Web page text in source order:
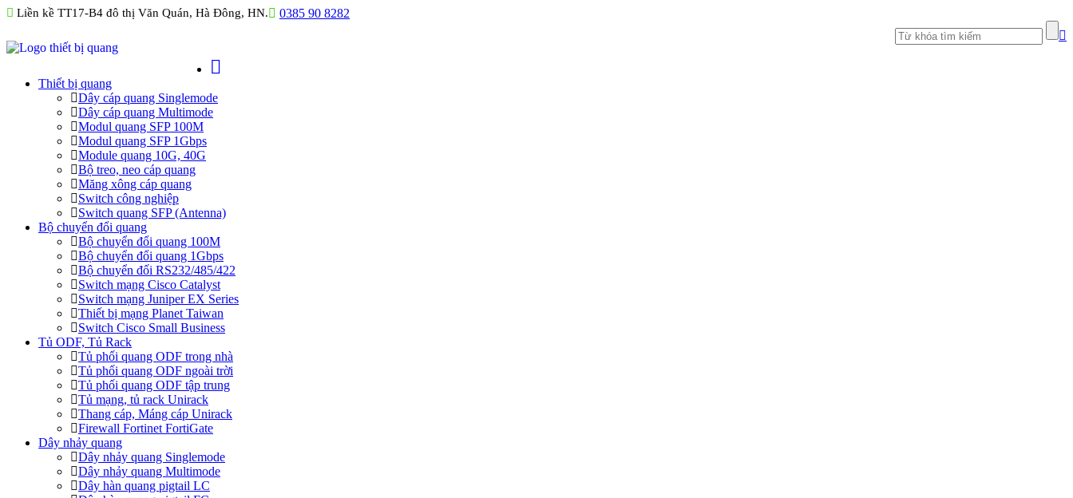
Liền kề TT17-B4 đô thị Văn Quán, Hà Đông, HN. 0385 90 8282
Thiết bị quang
Dây cáp quang Singlemode
Dây cáp quang Multimode
Modul quang SFP 100M
Modul quang SFP 1Gbps
Module quang 10G, 40G
Bộ treo, neo cáp quang
Măng xông cáp quang
Switch công nghiệp
Switch quang SFP (Antenna)
Bộ chuyển đổi quang
Bộ chuyển đổi quang 100M
Bộ chuyển đổi quang 1Gbps
Bộ chuyển đối RS232/485/422
Switch mạng Cisco Catalyst
Switch mạng Juniper EX Series
Thiết bị mạng Planet Taiwan
Switch Cisco Small Business
Tủ ODF, Tủ Rack
Tủ phối quang ODF trong nhà
Tủ phối quang ODF ngoài trời
Tủ phối quang ODF tập trung
Tủ mạng, tủ rack Unirack
Thang cáp, Máng cáp Unirack
Firewall Fortinet FortiGate
Dây nhảy quang
Dây nhảy quang Singlemode
Dây nhảy quang Multimode
Dây hàn quang pigtail LC